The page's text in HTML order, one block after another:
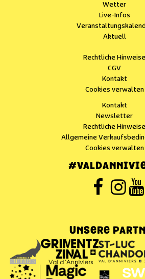
Wetter
Live-Infos
Aktuell
Rechtliche Hinweise
CGV
Kontakt
Cookies verwalten
Kontakt
Newsletter
Rechtliche Hinweise
Allgemeine
Cookies verwalten
UNSERE